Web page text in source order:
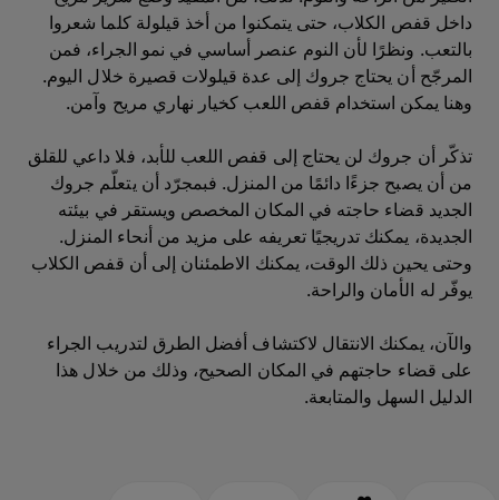
داخل قفص الكلاب، حتى يتمكنوا من أخذ قيلولة كلما شعروا
بالتعب. ونظرًا لأن النوم عنصر أساسي في نمو الجراء، فمن
المرجّح أن يحتاج جروك إلى عدة قيلولات قصيرة خلال اليوم.
وهنا يمكن استخدام قفص اللعب كخيار نهاري مريح وآمن.
تذكّر أن جروك لن يحتاج إلى قفص اللعب للأبد، فلا داعي للقلق
من أن يصبح جزءًا دائمًا من المنزل. فبمجرّد أن يتعلّم جروك
الجديد قضاء حاجته في المكان المخصص ويستقر في بيئته
الجديدة، يمكنك تدريجيًا تعريفه على مزيد من أنحاء المنزل.
وحتى يحين ذلك الوقت، يمكنك الاطمئنان إلى أن قفص الكلاب
يوفّر له الأمان والراحة.
والآن، يمكنك الانتقال لاكتشاف أفضل الطرق لتدريب الجراء
على قضاء حاجتهم في المكان الصحيح، وذلك من خلال هذا
الدليل السهل والمتابعة.